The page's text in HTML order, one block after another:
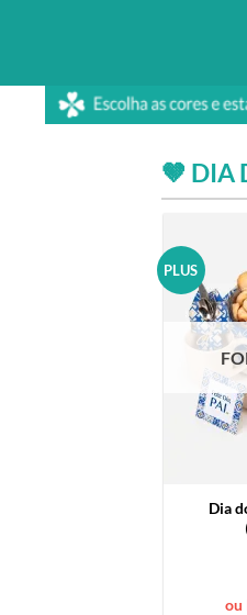
🤎 DIA
PLUS
Dia
ou